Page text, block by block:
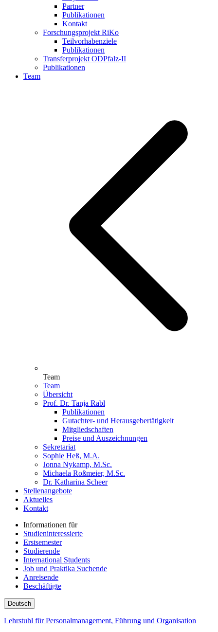
Partner
Publikationen
Kontakt
Forschungsprojekt RiKo
Teilvorhabenziele
Publikationen
Transferprojekt ODPfalz-II
Publikationen
Team
Team
Team
Übersicht
Prof. Dr. Tanja Rabl
Publikationen
Gutachter- und Herausgebertätigkeit
Mitgliedschaften
Preise und Auszeichnungen
Sekretariat
Sophie Heß, M.A.
Jonna Nykamp, M.Sc.
Michaela Roßmeier, M.Sc.
Dr. Katharina Scheer
Stellenangebote
Aktuelles
Kontakt
Informationen für
Studieninteressierte
Erstsemester
Studierende
International Students
Job und Praktika Suchende
Anreisende
Beschäftigte
Deutsch
Lehrstuhl für Personalmanagement, Führung und Organisation